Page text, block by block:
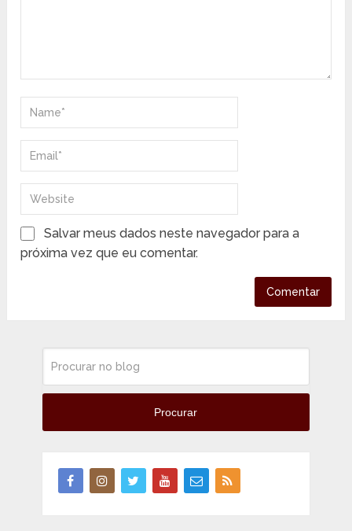
Salvar meus dados neste navegador para a
próxima vez que eu comentar.
Procurar